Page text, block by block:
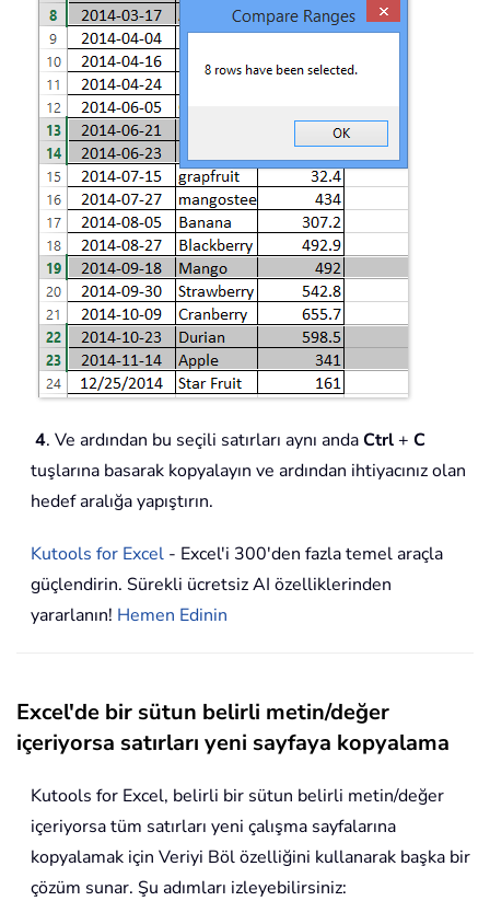
4. Ve ardından bu seçili satırları aynı andaCtrl+ C
tuşlarına basarak kopyalayın ve ardından ihtiyacınız olan
hedef aralığa yapıştırın.
Kutools for Excel - Excel'i 300'den fazla temel araçla
güçlendirin. Sürekli ücretsiz AI özelliklerinden
yararlanın! Hemen Edinin
Excel'de bir sütun belirli metin/değer
içeriyorsa satırları yeni sayfaya kopyalama
Kutools for Excel, belirli bir sütun belirli metin/değer
içeriyorsa tüm satırları yeni çalışma sayfalarına
kopyalamak için Veriyi Böl özelliğini kullanarak başka bir
çözüm sunar. Şu adımları izleyebilirsiniz: